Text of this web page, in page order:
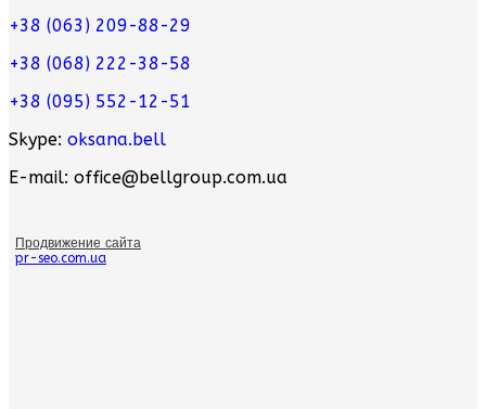
+38 (063) 209-88-29
+38 (068) 222-38-58
+38 (095) 552-12-51
Skype: oksana.bell
E-mail: office@bellgroup.com.ua
Продвижение сайта
pr-seo.com.ua